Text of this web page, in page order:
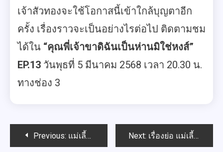
เจ้าสัวทองจะใช้โอกาสนี้เข้าใกล้บุญตาอีก
ครั้ง เรื่องราวจะเป็นอย่างไรต่อไป ติดตามชม
ได้ใน “คุณพี่เจ้าขาดิฉันเป็นห่านมิใช่หงส์”
EP.13 วันพุธที่ 5 มีนาคม 2568 เวลา 20.30 น.
ทางช่อง 3
PostPrevious: แม่เลี้ยง EP.14: พลอยแสงพลิกเกม ยกเลิกงานแต่งดาว จับมือภูวินทร์วางแผนใหม่! Next: เรื่องย่อ แม่เลี้ยง EP.15 – พลอยแสงเผชิญวิกฤติ ดาวเอาคืนฟ้องเรียกคืนบริษัท